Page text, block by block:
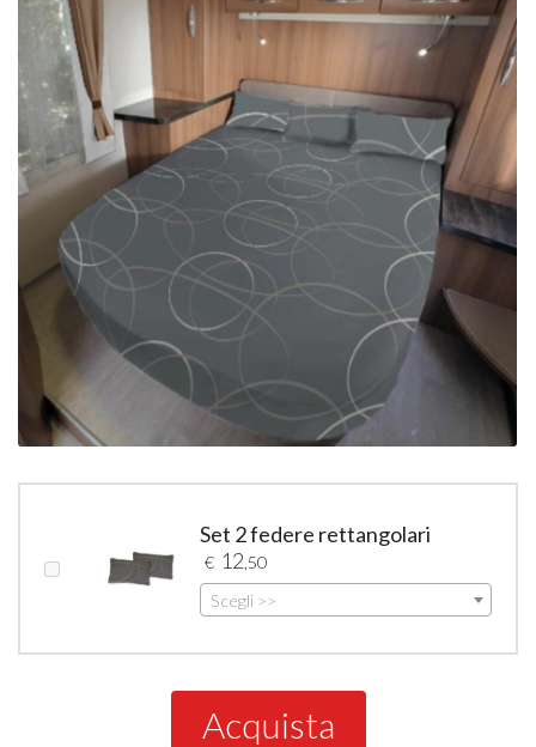
Set 2 federe rettangolari
€ 12 ,50
Scegli >>
Acquista